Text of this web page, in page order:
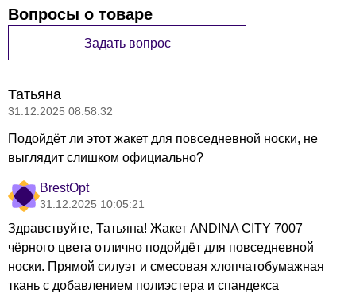
Вопросы о товаре
Задать вопрос
Татьяна
31.12.2025 08:58:32
Подойдёт ли этот жакет для повседневной носки, не
выглядит слишком официально?
BrestOpt
31.12.2025 10:05:21
Здравствуйте, Татьяна! Жакет ANDINA CITY 7007
чёрного цвета отлично подойдёт для повседневной
носки. Прямой силуэт и смесовая хлопчатобумажная
ткань с добавлением полиэстера и спандекса